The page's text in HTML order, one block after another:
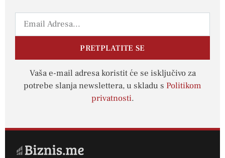
PRETPLATITE SE
Vaša e-mail adresa koristit će se isključivo za
potrebe slanja newslettera, u skladu s Politikom
privatnosti.